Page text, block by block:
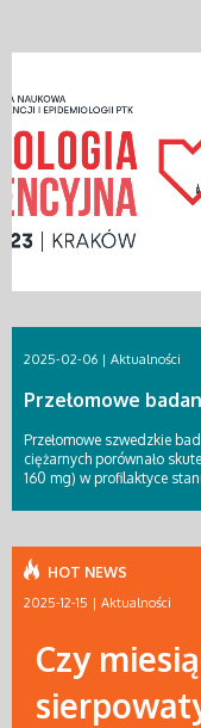
2025-02-06 | Aktualności
Przełomowe
Przełomowe szwedzkie
ciężarnych porównało
160 mg) w profilaktyce
2025-12-15 | Aktualności
HOT NEWS
Czy